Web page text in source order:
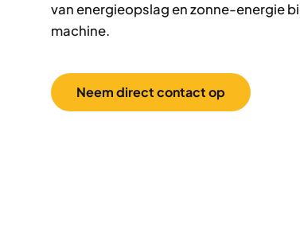
van energieopslag en zonne-energie
machine.
Neem direct contact op